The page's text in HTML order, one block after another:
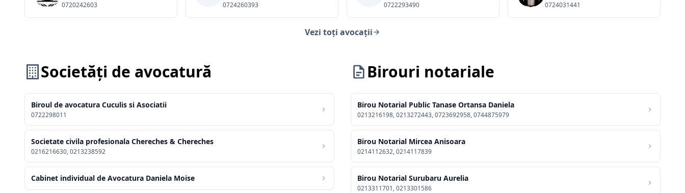
0720242603
0724260393
0722293490
0724031441
Vezi toți avocații
Societăți de avocatură
Biroul de avocatura Cuculis si Asociatii
0722298011
Societate civila profesionala Chereches & Chereches
0216216630, 0213238592
Cabinet individual de Avocatura Daniela Moise
Birouri notariale
Birou Notarial Public Tanase Ortansa Daniela
0213216198, 0213272443, 0723692958, 0744875979
Birou Notarial Mircea Anisoara
0214112632, 0214117839
Birou Notarial Surubaru Aurelia
0213311701, 0213301586